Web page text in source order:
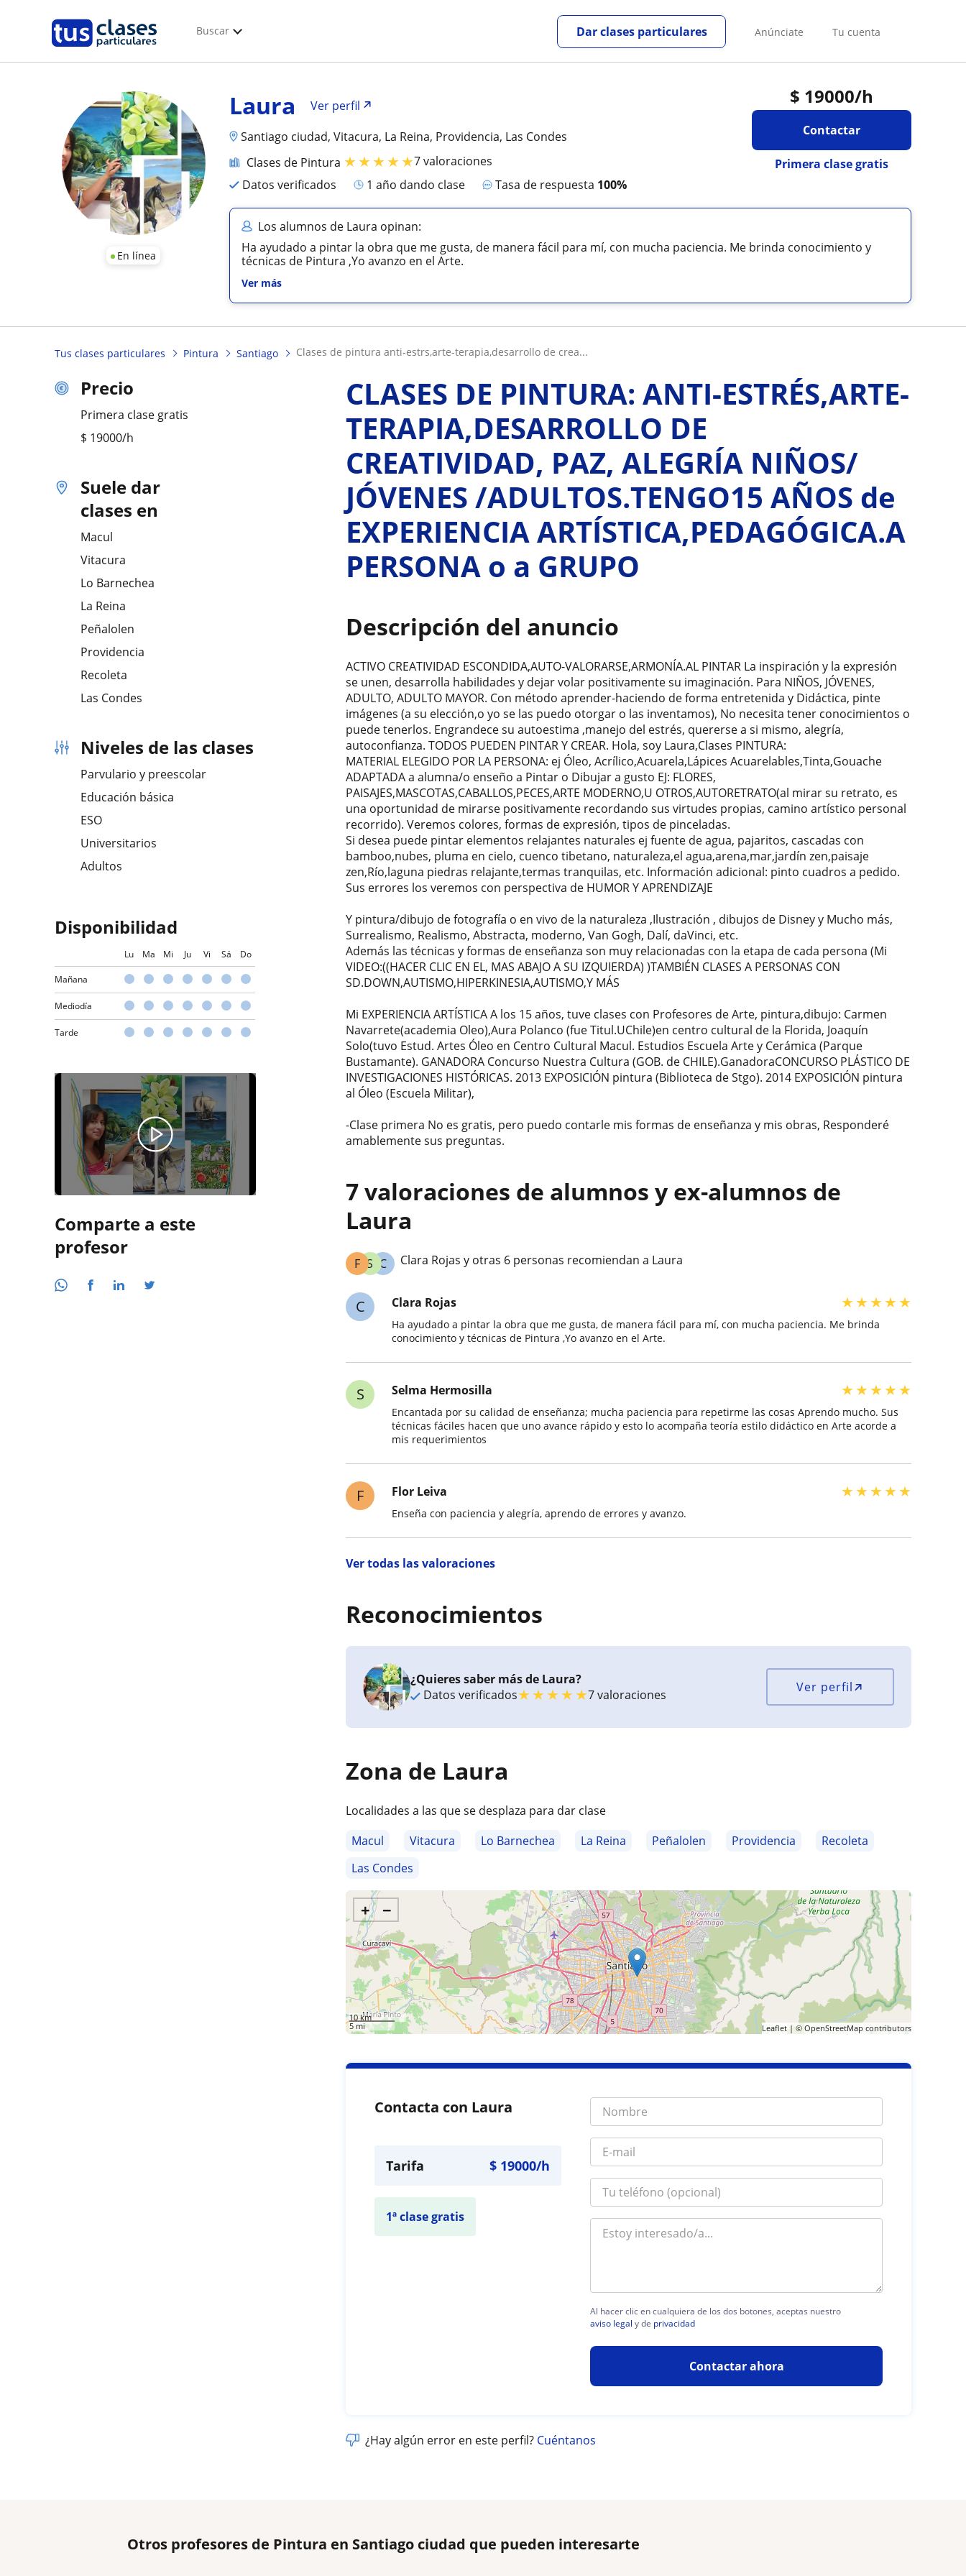
Buscar Anúnciate Tu cuenta
Dar clases particulares
En línea
$ 19000/h
Contactar
Primera clase gratis
Laura
Ver perfil
Santiago ciudad, Vitacura, La Reina, Providencia, Las Condes
Clases de Pintura ★★★★★7 valoraciones
Datos verificados
1 año dando clase Tasa de respuesta 100%
Los alumnos de Laura opinan:
Ha ayudado a pintar la obra que me gusta, de manera fácil para mí, con mucha paciencia. Me brinda conocimiento y
técnicas de Pintura ,Yo avanzo en el Arte.
Ver más
Tus clases particulares Pintura Santiago clases de pintura anti-estrs,arte-terapia,desarrollo de crea...
Precio
Primera clase gratis
$ 19000/h
Suele dar
clases en
Macul
Vitacura
Lo Barnechea
La Reina
Peñalolen
Providencia
Recoleta
Las Condes
Niveles de las clases
Parvulario y preescolar
Educación básica
ESO
Universitarios
Adultos
Disponibilidad
Lu Ma Mi Ju Vi Sá Do
Mañana
Mediodía
Tarde
Comparte a este
profesor
CLASES DE PINTURA: ANTI-ESTRÉS,ARTE-
TERAPIA,DESARROLLO DE
CREATIVIDAD, PAZ, ALEGRÍA NIÑOS/
JÓVENES /ADULTOS.TENGO15 AÑOS de
EXPERIENCIA ARTÍSTICA,PEDAGÓGICA.A
PERSONA o a GRUPO
Descripción del anuncio
ACTIVO CREATIVIDAD ESCONDIDA,AUTO-VALORARSE,ARMONÍA.AL PINTAR La inspiración y la expresión
se unen, desarrolla habilidades y dejar volar positivamente su imaginación. Para NIÑOS, JÓVENES,
ADULTO, ADULTO MAYOR. Con método aprender-haciendo de forma entretenida y Didáctica, pinte
imágenes (a su elección,o yo se las puedo otorgar o las inventamos), No necesita tener conocimientos o
puede tenerlos. Engrandece su autoestima ,manejo del estrés, quererse a si mismo, alegría,
autoconfianza. TODOS PUEDEN PINTAR Y CREAR. Hola, soy Laura,Clases PINTURA:
MATERIAL ELEGIDO POR LA PERSONA: ej Óleo, Acrílico,Acuarela,Lápices Acuarelables,Tinta,Gouache
ADAPTADA a alumna/o enseño a Pintar o Dibujar a gusto EJ: FLORES,
PAISAJES,MASCOTAS,CABALLOS,PECES,ARTE MODERNO,U OTROS,AUTORETRATO(al mirar su retrato, es
una oportunidad de mirarse positivamente recordando sus virtudes propias, camino artístico personal
recorrido). Veremos colores, formas de expresión, tipos de pinceladas.
Si desea puede pintar elementos relajantes naturales ej fuente de agua, pajaritos, cascadas con
bamboo,nubes, pluma en cielo, cuenco tibetano, naturaleza,el agua,arena,mar,jardín zen,paisaje
zen,Río,laguna piedras relajante,termas tranquilas, etc. Información adicional: pinto cuadros a pedido.
Sus errores los veremos con perspectiva de HUMOR Y APRENDIZAJE
Y pintura/dibujo de fotografía o en vivo de la naturaleza ,Ilustración , dibujos de Disney y Mucho más,
Surrealismo, Realismo, Abstracta, moderno, Van Gogh, Dalí, daVinci, etc.
Además las técnicas y formas de enseñanza son muy relacionadas con la etapa de cada persona (Mi
VIDEO:((HACER CLIC EN EL, MAS ABAJO A SU IZQUIERDA) )TAMBIÉN CLASES A PERSONAS CON
SD.DOWN,AUTISMO,HIPERKINESIA,AUTISMO,Y MÁS
Mi EXPERIENCIA ARTÍSTICA A los 15 años, tuve clases con Profesores de Arte, pintura,dibujo: Carmen
Navarrete(academia Oleo),Aura Polanco (fue Titul.UChile)en centro cultural de la Florida, Joaquín
Solo(tuvo Estud. Artes Óleo en Centro Cultural Macul. Estudios Escuela Arte y Cerámica (Parque
Bustamante). GANADORA Concurso Nuestra Cultura (GOB. de CHILE).GanadoraCONCURSO PLÁSTICO DE
INVESTIGACIONES HISTÓRICAS. 2013 EXPOSICIÓN pintura (Biblioteca de Stgo). 2014 EXPOSICIÓN pintura
al Óleo (Escuela Militar),
-Clase primera No es gratis, pero puedo contarle mis formas de enseñanza y mis obras, Responderé
amablemente sus preguntas.
7 valoraciones de alumnos y ex-alumnos de
Laura
C
S
F Clara Rojas y otras 6 personas recomiendan a Laura
C Clara Rojas ★★★★★
Ha ayudado a pintar la obra que me gusta, de manera fácil para mí, con mucha paciencia. Me brinda
conocimiento y técnicas de Pintura ,Yo avanzo en el Arte.
S Selma Hermosilla ★★★★★
Encantada por su calidad de enseñanza; mucha paciencia para repetirme las cosas Aprendo mucho. Sus
técnicas fáciles hacen que uno avance rápido y esto lo acompaña teoría estilo didáctico en Arte acorde a
mis requerimientos
F Flor Leiva ★★★★★
Enseña con paciencia y alegría, aprendo de errores y avanzo.
Ver todas las valoraciones
Reconocimientos
¿Quieres saber más de Laura?
Datos verificados★★★★★7 valoraciones Ver perfil
Zona de Laura
Localidades a las que se desplaza para dar clase
Macul
Vitacura Lo Barnechea La Reina Peñalolen Providencia
Recoleta
Las Condes
+ −
10 km
5 mi
Leaflet| © OpenStreetMap contributors
Contacta con Laura
Tarifa $ 19000/h
1ª clase gratis
Al hacer clic en cualquiera de los dos botones, aceptas nuestro
aviso legal y de privacidad
Contactar ahora
¿Hay algún error en este perfil? Cuéntanos
Otros profesores de Pintura en Santiago ciudad que pueden interesarte